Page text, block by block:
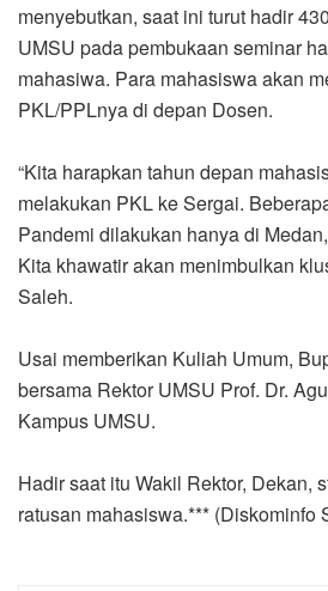
menyebutkan, saat ini turut hadir
UMSU pada pembukaan seminar
mahasiwa. Para mahasiswa akan
PKL/PPLnya di depan Dosen.
“Kita harapkan tahun depan
melakukan PKL ke Sergai.
Pandemi dilakukan hanya di
Kita khawatir akan menimbulkan
Saleh.
Usai memberikan Kuliah Umum,
bersama Rektor UMSU Prof. Dr.
Kampus UMSU.
Hadir saat itu Wakil Rektor, Dekan,
ratusan mahasiswa.*** (Diskominfo